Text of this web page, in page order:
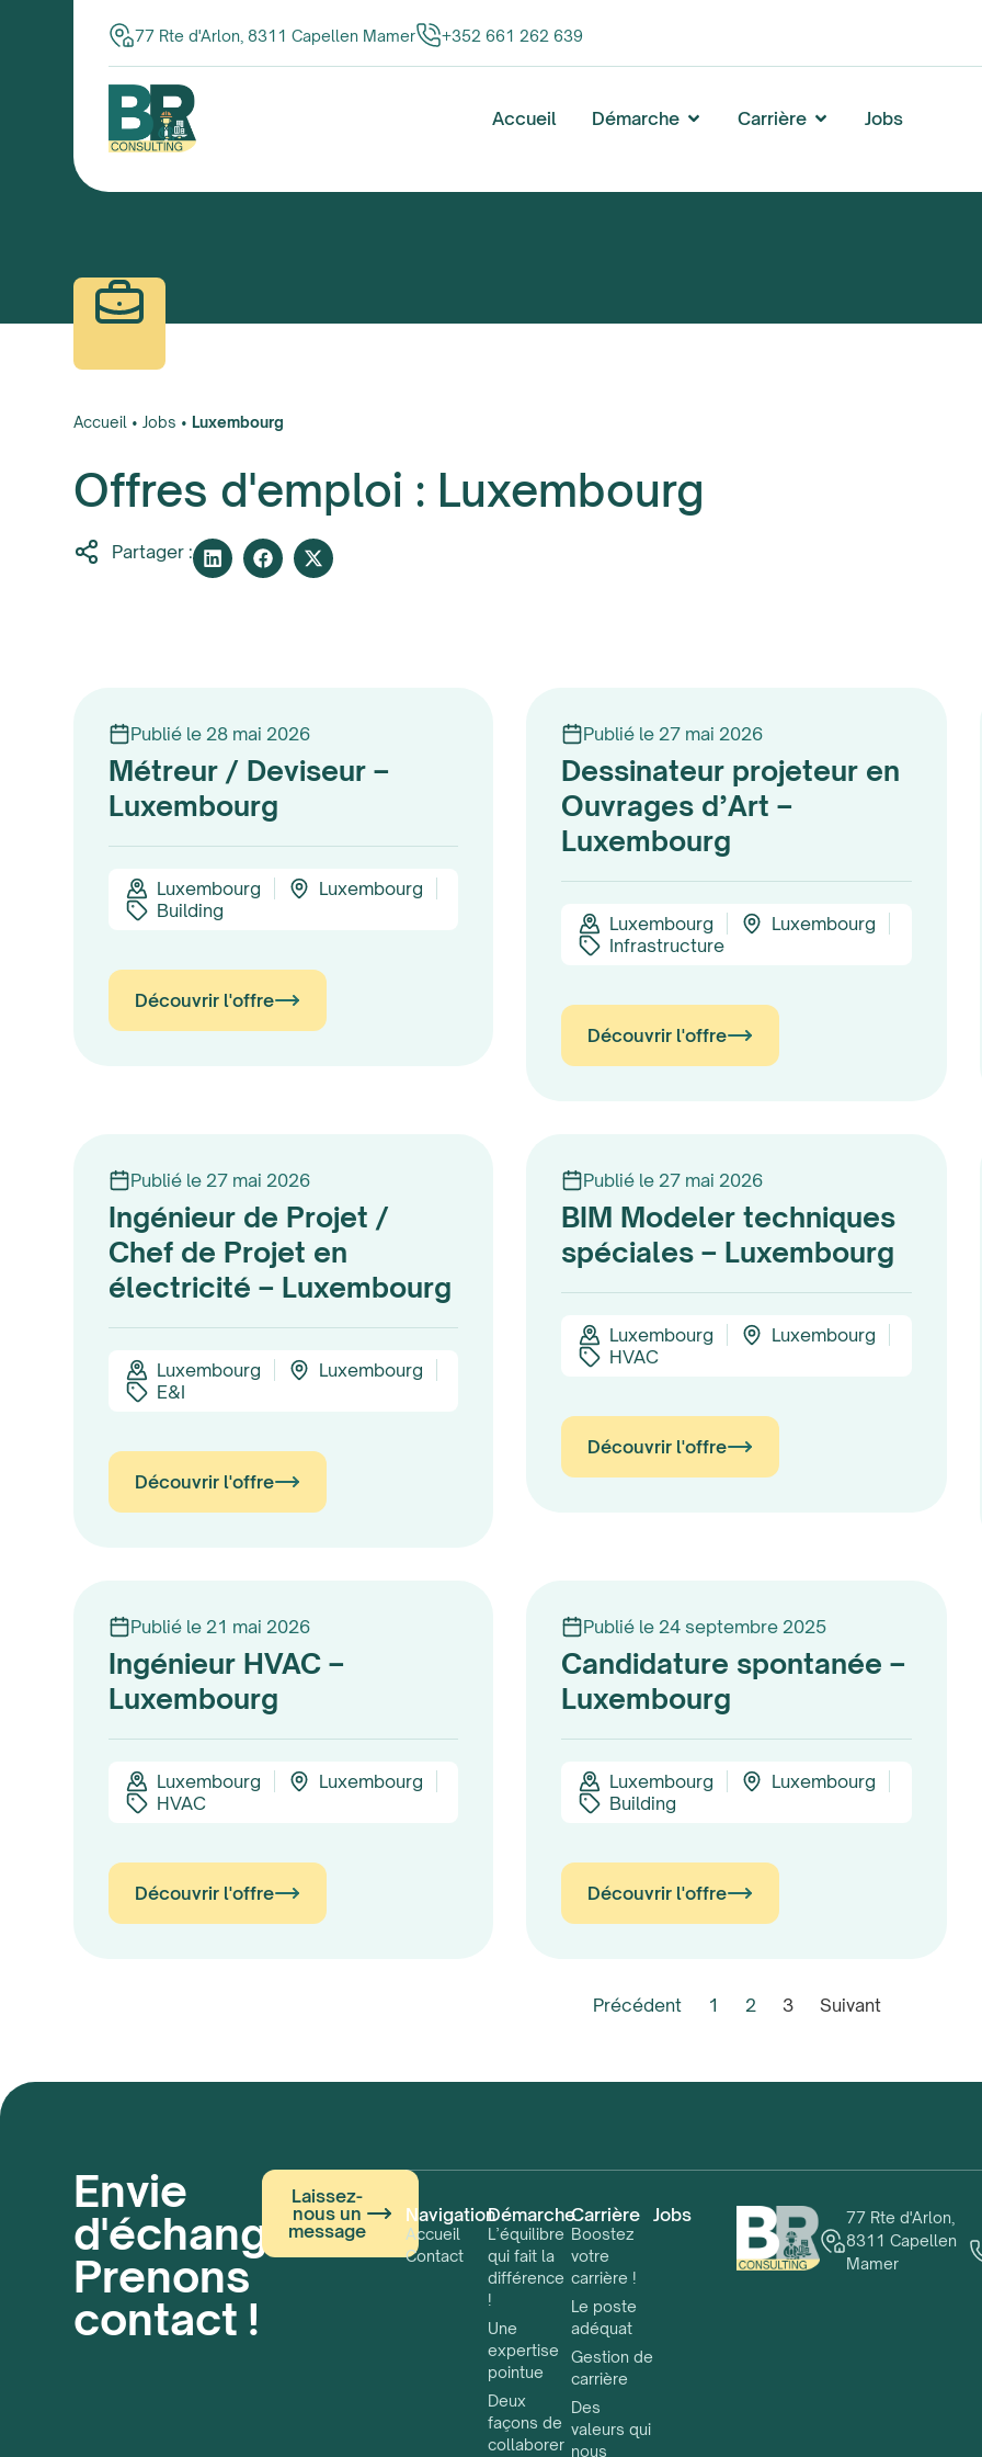
77 Rte d'Arlon, 8311 Capellen Mamer +352 661 262 639
Accueil Démarche Carrière Jobs
Accueil • Jobs • Luxembourg
Offres d'emploi : Luxembourg
Partager :
Publié le 28 mai 2026
Métreur / Deviseur –
Luxembourg
Luxembourg
Luxembourg
Building
Découvrir l'offre
Publié le 27 mai 2026
Dessinateur projeteur en
Ouvrages d’Art –
Luxembourg
Luxembourg
Luxembourg
Infrastructure
Découvrir l'offre
Publié le 27 mai 2026
Ingénieur de Projet /
Chef de Projet en
électricité – Luxembourg
Luxembourg
Luxembourg
E&I
Découvrir l'offre
Publié le 27 mai 2026
BIM Modeler techniques
spéciales – Luxembourg
Luxembourg
Luxembourg
HVAC
Découvrir l'offre
Publié le 21 mai 2026
Ingénieur HVAC –
Luxembourg
Luxembourg
Luxembourg
HVAC
Découvrir l'offre
Publié le 24 septembre 2025
Candidature spontanée –
Luxembourg
Luxembourg
Luxembourg
Building
Découvrir l'offre
Précédent 1 2 3 Suivant
Envie
d'échanger ?
Prenons
contact !
Laissez-
nous un
message
Navigation
Accueil
Contact
Démarche
L’équilibre
qui fait la
différence
!
Une
expertise
pointue
Deux
façons de
collaborer
Carrière
Boostez
votre
carrière !
Le poste
adéquat
Gestion de
carrière
Des
valeurs qui
nous
Jobs
77 Rte d'Arlon,
8311 Capellen
Mamer